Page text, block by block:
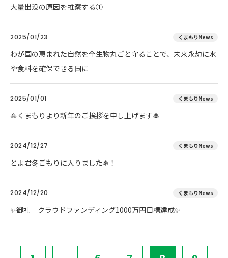
大量出没の原因を推察する①
2025/01/23 くまもりNews
わが国の恵まれた自然を全生物丸ごと守ることで、未来永劫に水
や食料を確保できる国に
2025/01/01 くまもりNews
🎍くまもりより新年のご挨拶を申し上げます🎍
2024/12/27 くまもりNews
とよ君冬ごもりに入りました❄！
2024/12/20 くまもりNews
✨御礼 クラウドファンディング1000万円目標達成✨